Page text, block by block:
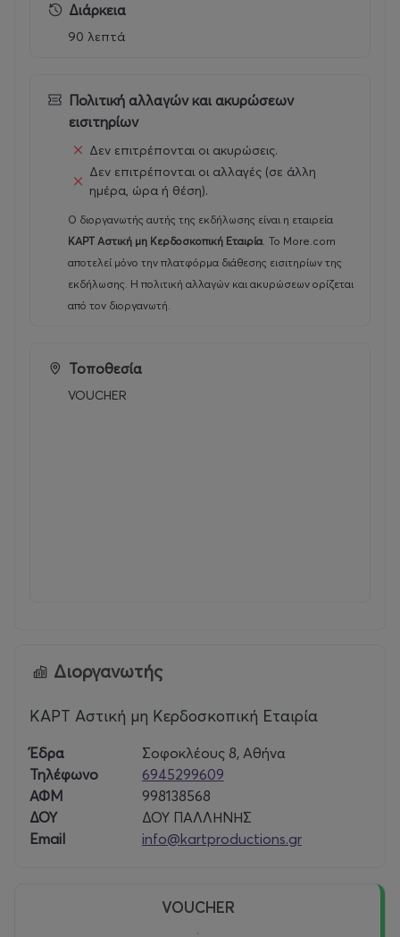
Διάρκεια
90 λεπτά
Πολιτική αλλαγών και ακυρώσεων
εισιτηρίων
Δεν επιτρέπονται οι ακυρώσεις.
Δεν επιτρέπονται οι αλλαγές (σε άλλη
ημέρα, ώρα ή θέση).
Ο διοργανωτής αυτής της εκδήλωσης είναι η εταιρεία
ΚΑΡΤ Αστική μη Κερδοσκοπική Εταιρία. Το More.com
αποτελεί μόνο την πλατφόρμα διάθεσης εισιτηρίων της
εκδήλωσης. Η πολιτική αλλαγών και ακυρώσεων ορίζεται
από τον διοργανωτή.
Τοποθεσία
VOUCHER
Διοργανωτής
ΚΑΡΤ Αστική μη Κερδοσκοπική Εταιρία
Έδρα
Σοφοκλέους 8, Αθήνα
Τηλέφωνο
6945299609
ΑΦΜ
998138568
ΔΟΥ
ΔΟΥ ΠΑΛΛΗΝΗΣ
Email
info@kartproductions.gr
VOUCHER
.